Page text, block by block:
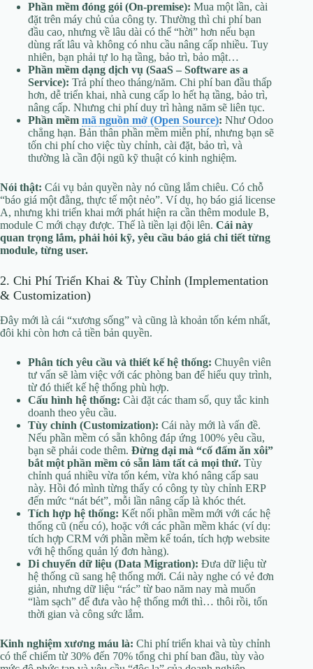
Phần mềm đóng gói (On-premise): Mua một lần, cài
đặt trên máy chủ của công ty. Thường thì chi phí ban
đầu cao, nhưng về lâu dài có thể “hời” hơn nếu bạn
dùng rất lâu và không có nhu cầu nâng cấp nhiều. Tuy
nhiên, bạn phải tự lo hạ tầng, bảo trì, bảo mật…
Phần mềm dạng dịch vụ (SaaS – Software as a
Service): Trả phí theo tháng/năm. Chi phí ban đầu thấp
hơn, dễ triển khai, nhà cung cấp lo hết hạ tầng, bảo trì,
nâng cấp. Nhưng chi phí duy trì hàng năm sẽ liên tục.
Phần mềm mã nguồn mở (Open Source): Như Odoo
chẳng hạn. Bản thân phần mềm miễn phí, nhưng bạn sẽ
tốn chi phí cho việc tùy chỉnh, cài đặt, bảo trì, và
thường là cần đội ngũ kỹ thuật có kinh nghiệm.
Nói thật: Cái vụ bản quyền này nó cũng lắm chiêu. Có chỗ
“báo giá một đằng, thực tế một nẻo”. Ví dụ, họ báo giá license
A, nhưng khi triển khai mới phát hiện ra cần thêm module B,
module C mới chạy được. Thế là tiền lại đội lên. Cái này
quan trọng lắm, phải hỏi kỹ, yêu cầu báo giá chi tiết từng
module, từng user.
2. Chi Phí Triển Khai & Tùy Chỉnh (Implementation
& Customization)
Đây mới là cái “xương sống” và cũng là khoản tốn kém nhất,
đôi khi còn hơn cả tiền bản quyền.
Phân tích yêu cầu và thiết kế hệ thống: Chuyên viên
tư vấn sẽ làm việc với các phòng ban để hiểu quy trình,
từ đó thiết kế hệ thống phù hợp.
Cấu hình hệ thống: Cài đặt các tham số, quy tắc kinh
doanh theo yêu cầu.
Tùy chỉnh (Customization): Cái này mới là vấn đề.
Nếu phần mềm có sẵn không đáp ứng 100% yêu cầu,
bạn sẽ phải code thêm. Đừng dại mà “cố đấm ăn xôi”
bắt một phần mềm có sẵn làm tất cả mọi thứ. Tùy
chỉnh quá nhiều vừa tốn kém, vừa khó nâng cấp sau
này. Hồi đó mình từng thấy có công ty tùy chỉnh ERP
đến mức “nát bét”, mỗi lần nâng cấp là khóc thét.
Tích hợp hệ thống: Kết nối phần mềm mới với các hệ
thống cũ (nếu có), hoặc với các phần mềm khác (ví dụ:
tích hợp CRM với phần mềm kế toán, tích hợp website
với hệ thống quản lý đơn hàng).
Di chuyển dữ liệu (Data Migration): Đưa dữ liệu từ
hệ thống cũ sang hệ thống mới. Cái này nghe có vẻ đơn
giản, nhưng dữ liệu “rác” từ bao năm nay mà muốn
“làm sạch” để đưa vào hệ thống mới thì… thôi rồi, tốn
thời gian và công sức lắm.
Kinh nghiệm xương máu là: Chi phí triển khai và tùy chỉnh
có thể chiếm từ 30% đến 70% tổng chi phí ban đầu, tùy vào